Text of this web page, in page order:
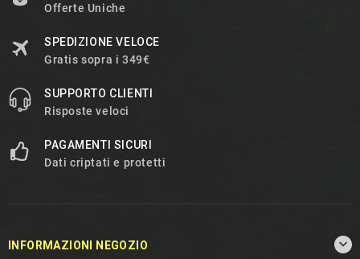
Offerte Uniche
SPEDIZIONE VELOCE
Gratis sopra i 349€
SUPPORTO CLIENTI
Risposte veloci
PAGAMENTI SICURI
Dati criptati e protetti
INFORMAZIONI NEGOZIO 